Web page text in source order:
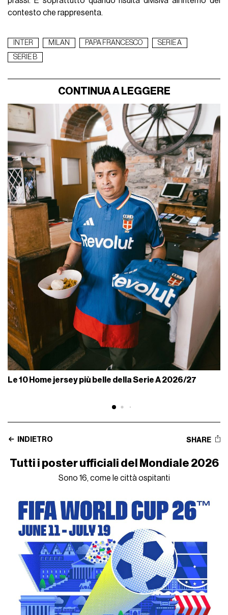
contesto che rappresenta.
INTER MILAN PAPA FRANCESCO
SERIE A
SERIE B
CONTINUA A LEGGERE
Le 10 Home jersey più belle della Serie A 2026/27
INDIETRO SHARE
Tutti i poster ufficiali del Mondiale 2026
Sono 16, come le città ospitanti